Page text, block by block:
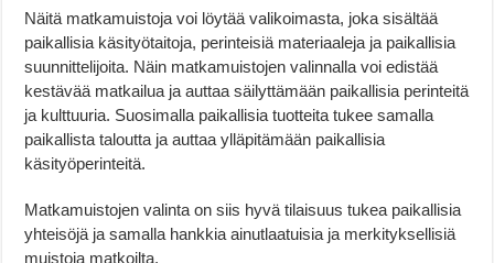
Näitä matkamuistoja voi löytää valikoimasta, joka sisältää
paikallisia käsityötaitoja, perinteisiä materiaaleja ja paikallisia
suunnittelijoita. Näin matkamuistojen valinnalla voi edistää
kestävää matkailua ja auttaa säilyttämään paikallisia perinteitä
ja kulttuuria. Suosimalla paikallisia tuotteita tukee samalla
paikallista taloutta ja auttaa ylläpitämään paikallisia
käsityöperinteitä.
Matkamuistojen valinta on siis hyvä tilaisuus tukea paikallisia
yhteisöjä ja samalla hankkia ainutlaatuisia ja merkityksellisiä
muistoja matkoilta.